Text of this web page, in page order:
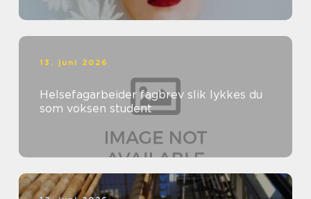
13. juni 2026
Helsefagarbeider fagbrev slik lykkes du
som voksen student